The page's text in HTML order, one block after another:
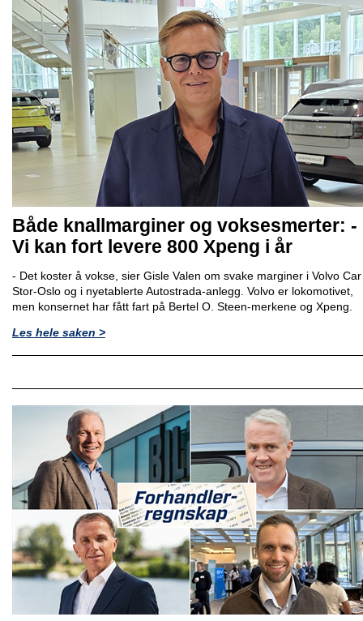
Både knallmarginer og voksesmerter: -
Vi kan fort levere 800 Xpeng i år
- Det koster å vokse, sier Gisle Valen om svake marginer i Volvo Car
Stor-Oslo og i nyetablerte Autostrada-anlegg. Volvo er lokomotivet,
men konsernet har fått fart på Bertel O. Steen-merkene og Xpeng.
Les hele saken >